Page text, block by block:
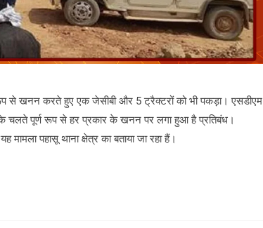
से खनन करते हुए एक जेसीबी और 5 ट्रैक्टरों को भी पकड़ा। एसडीएम
चलते पूर्ण रूप से हर प्रकार के खनन पर लगा हुआ है प्रतिबंध।
पहासू थाना क्षेत्र का बताया जा रहा हैं।